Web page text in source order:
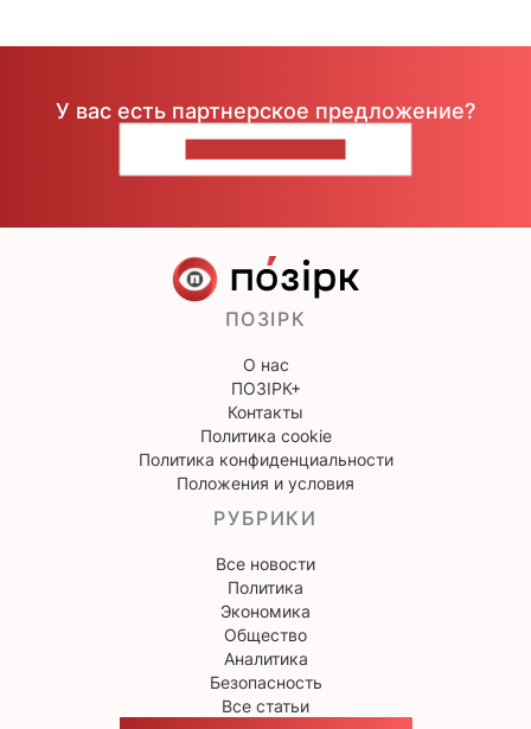
У вас есть партнерское предложение?
ПОЗІРК
О нас
ПОЗІРК+
Контакты
Политика cookie
Политика конфиденциальности
Положения и условия
РУБРИКИ
Все новости
Политика
Экономика
Общество
Аналитика
Безопасность
Все статьи